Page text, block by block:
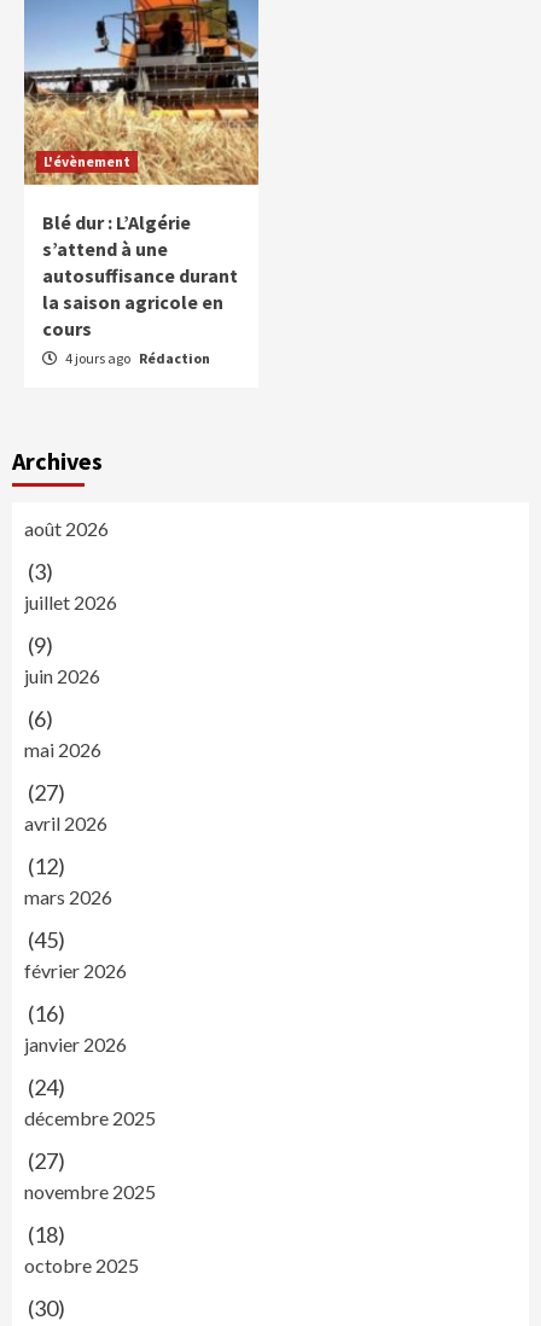
L'évènement
Blé dur : L’Algérie
s’attend à une
autosuffisance durant
la saison agricole en
cours
4 jours ago Rédaction
Archives
août 2026
(3)
juillet 2026
(9)
juin 2026
(6)
mai 2026
(27)
avril 2026
(12)
mars 2026
(45)
février 2026
(16)
janvier 2026
(24)
décembre 2025
(27)
novembre 2025
(18)
octobre 2025
(30)